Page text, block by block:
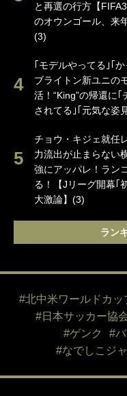
と再選の行方【
のオウンゴール、来
(3)
｢モデルやってる｣｢
ブライトン新ユニの
活！“King”の帰還に
されてる｣｢元気な姿
チョウ・キジェ就任
力流出が止まらない
強にアッパレ！ラン
る！【Jリーグ開幕｢
大激論】(3)
ラン
#北中米ワールドカッ
#日本サッカー協
#ゲンク
#
#なでしこジ